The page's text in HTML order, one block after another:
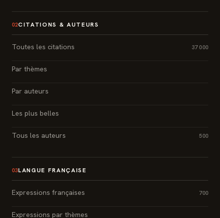
02CITATIONS & AUTEURS
Toutes les citations 37 000
Par thèmes
Par auteurs
Les plus belles
Tous les auteurs 500
03LANGUE FRANÇAISE
Expressions françaises 700
Expressions par thèmes